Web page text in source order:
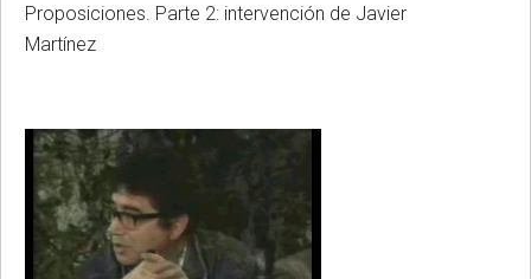
Proposiciones. Parte 2: intervención de Javier
Martínez